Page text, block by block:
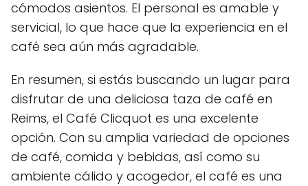
cómodos asientos. El personal es amable y
servicial, lo que hace que la experiencia en el
café sea aún más agradable.
En resumen, si estás buscando un lugar para
disfrutar de una deliciosa taza de café en
Reims, el Café Clicquot es una excelente
opción. Con su amplia variedad de opciones
de café, comida y bebidas, así como su
ambiente cálido y acogedor, el café es una